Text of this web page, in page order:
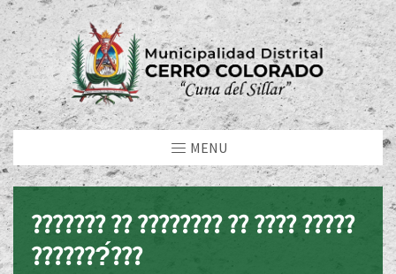
MENU
??????? ?? ???????? ?? ???? ?????
???????́???